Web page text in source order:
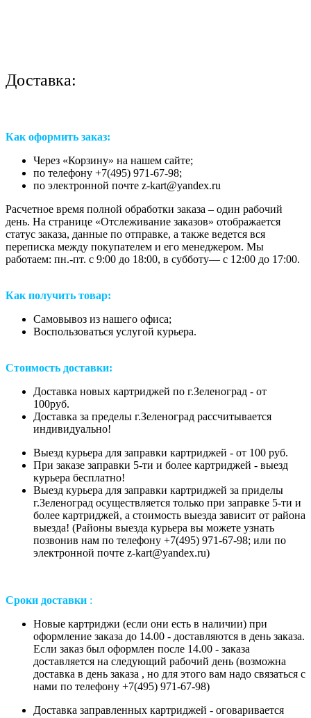
Доставка:
Как оформить заказ:
Через «Корзину» на нашем сайте;
по телефону +7(495) 971-67-98;
по электронной почте z-kart@yandex.ru
Расчетное время полной обработки заказа – один рабочий
день. На странице «Отслеживание заказов» отображается
статус заказа, данные по отправке, а также ведется вся
переписка между покупателем и его менеджером. Мы
работаем: пн.-пт. с 9:00 до 18:00, в субботу— с 12:00 до 17:00.
Как получить товар:
Самовывоз из нашего офиса;
Воспользоваться услугой курьера.
Стоимость доставки:
Доставка новых картриджей по г.Зеленоград - от
100руб.
Доставка за пределы г.Зеленоград рассчитывается
индивидуально!
Выезд курьера для заправки картриджей - от 100 руб.
При заказе заправки 5-ти и более картриджей - выезд
курьера бесплатно!
Выезд курьера для заправки картриджей за приделы
г.Зеленоград осуществляется только при заправке 5-ти и
более картриджей, а стоимость выезда зависит от района
выезда! (Районы выезда курьера вы можете узнать
позвонив нам по телефону +7(495) 971-67-98; или по
электронной почте z-kart@yandex.ru)
Сроки доставки :
Новые картриджи (если они есть в наличии) при
оформление заказа до 14.00 - доставляются в день заказа.
Если заказ был оформлен после 14.00 - заказа
доставляется на следующий рабочий день (возможна
доставка в день заказа , но для этого вам надо связаться с
нами по телефону +7(495) 971-67-98)
Доставка заправленных картриджей - оговаривается